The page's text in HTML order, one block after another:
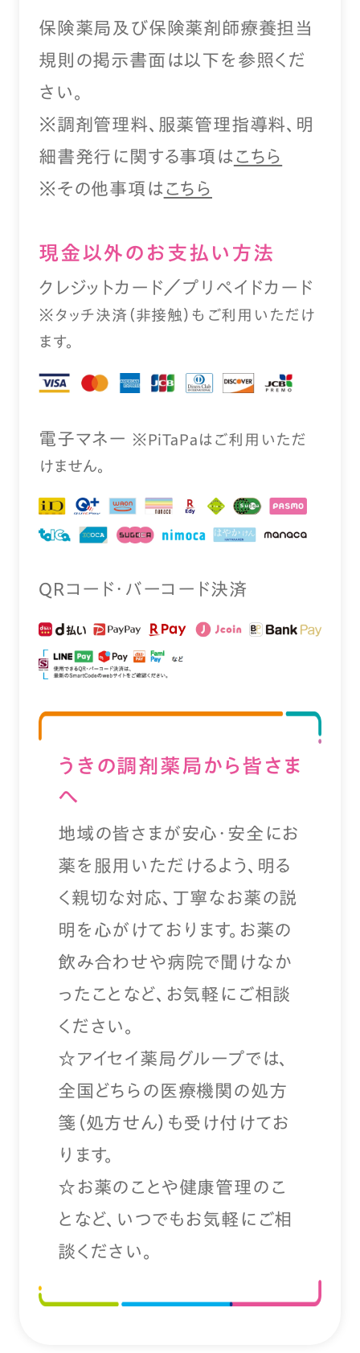
保険薬局及び保険薬剤師療養担当
規則の掲示書面は以下を参照くだ
さい。
※調剤管理料、服薬管理指導料、明
細書発行に関する事項は こちら
※その他事項は こちら
現⾦以外のお⽀払い⽅法
クレジットカード／プリペイドカード
※タッチ決済（⾮接触）もご利⽤いただけ
ます。
電⼦マネー ※PiTaPaはご利⽤いただ
けません。
QRコード・バーコード決済
うきの調剤薬局から皆さま
へ
地域の皆さまが安心・安全にお
薬を服用いただけるよう、明る
く親切な対応、丁寧なお薬の説
明を心がけております。お薬の
飲み合わせや病院で聞けなか
ったことなど、お気軽にご相談
ください。
☆アイセイ薬局グループでは、
全国どちらの医療機関の処方
箋（処方せん）も受け付けてお
ります。
☆お薬のことや健康管理のこ
となど、いつでもお気軽にご相
談ください。